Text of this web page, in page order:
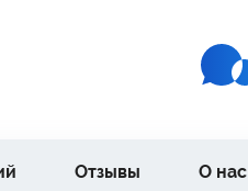
Отзывы О нас